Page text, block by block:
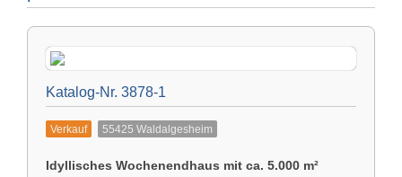
Impressum
Rechtliche Hinweise
Türkçe
Katalog-Nr. 3878-1
Verkauf 55425 Waldalgesheim
Idyllisches Wochenendhaus mit ca. 5.000 m²